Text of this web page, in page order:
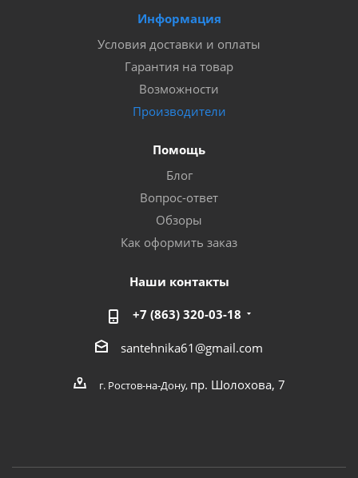
Информация
Условия доставки и оплаты
Гарантия на товар
Возможности
Производители
Помощь
Блог
Вопрос-ответ
Обзоры
Как оформить заказ
Наши контакты
+7 (863) 320-03-18
santehnika61@gmail.com
г. Ростов-на-Дону, пр. Шолохова, 7